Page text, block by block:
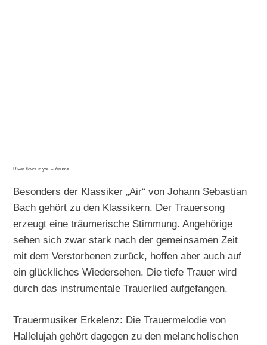
River flows in you – Yiruma
Besonders der Klassiker „Air“ von Johann Sebastian
Bach gehört zu den Klassikern. Der Trauersong
erzeugt eine träumerische Stimmung. Angehörige
sehen sich zwar stark nach der gemeinsamen Zeit
mit dem Verstorbenen zurück, hoffen aber auch auf
ein glückliches Wiedersehen. Die tiefe Trauer wird
durch das instrumentale Trauerlied aufgefangen.
Trauermusiker Erkelenz: Die Trauermelodie von
Hallelujah gehört dagegen zu den melancholischen